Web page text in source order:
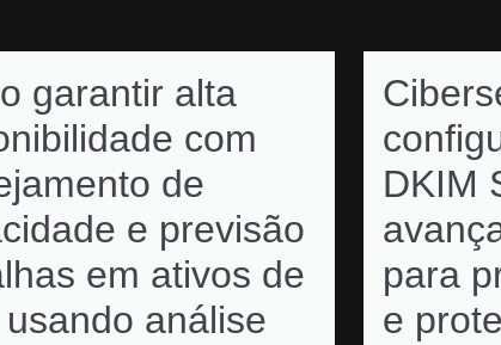
garantir alta
com
de
e previsão
em ativos de
análise
DKIM
para
e